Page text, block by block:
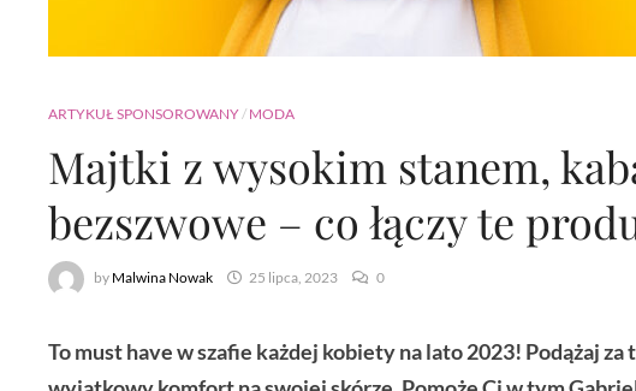
ARTYKUŁ SPONSOROWANY/ MODA
Majtki z wysokim stanem,
bezszwowe – co łączy te
by Malwina Nowak 25 lipca, 2023 0
To must have w szafie każdej kobiety na lato 2023! Podążaj